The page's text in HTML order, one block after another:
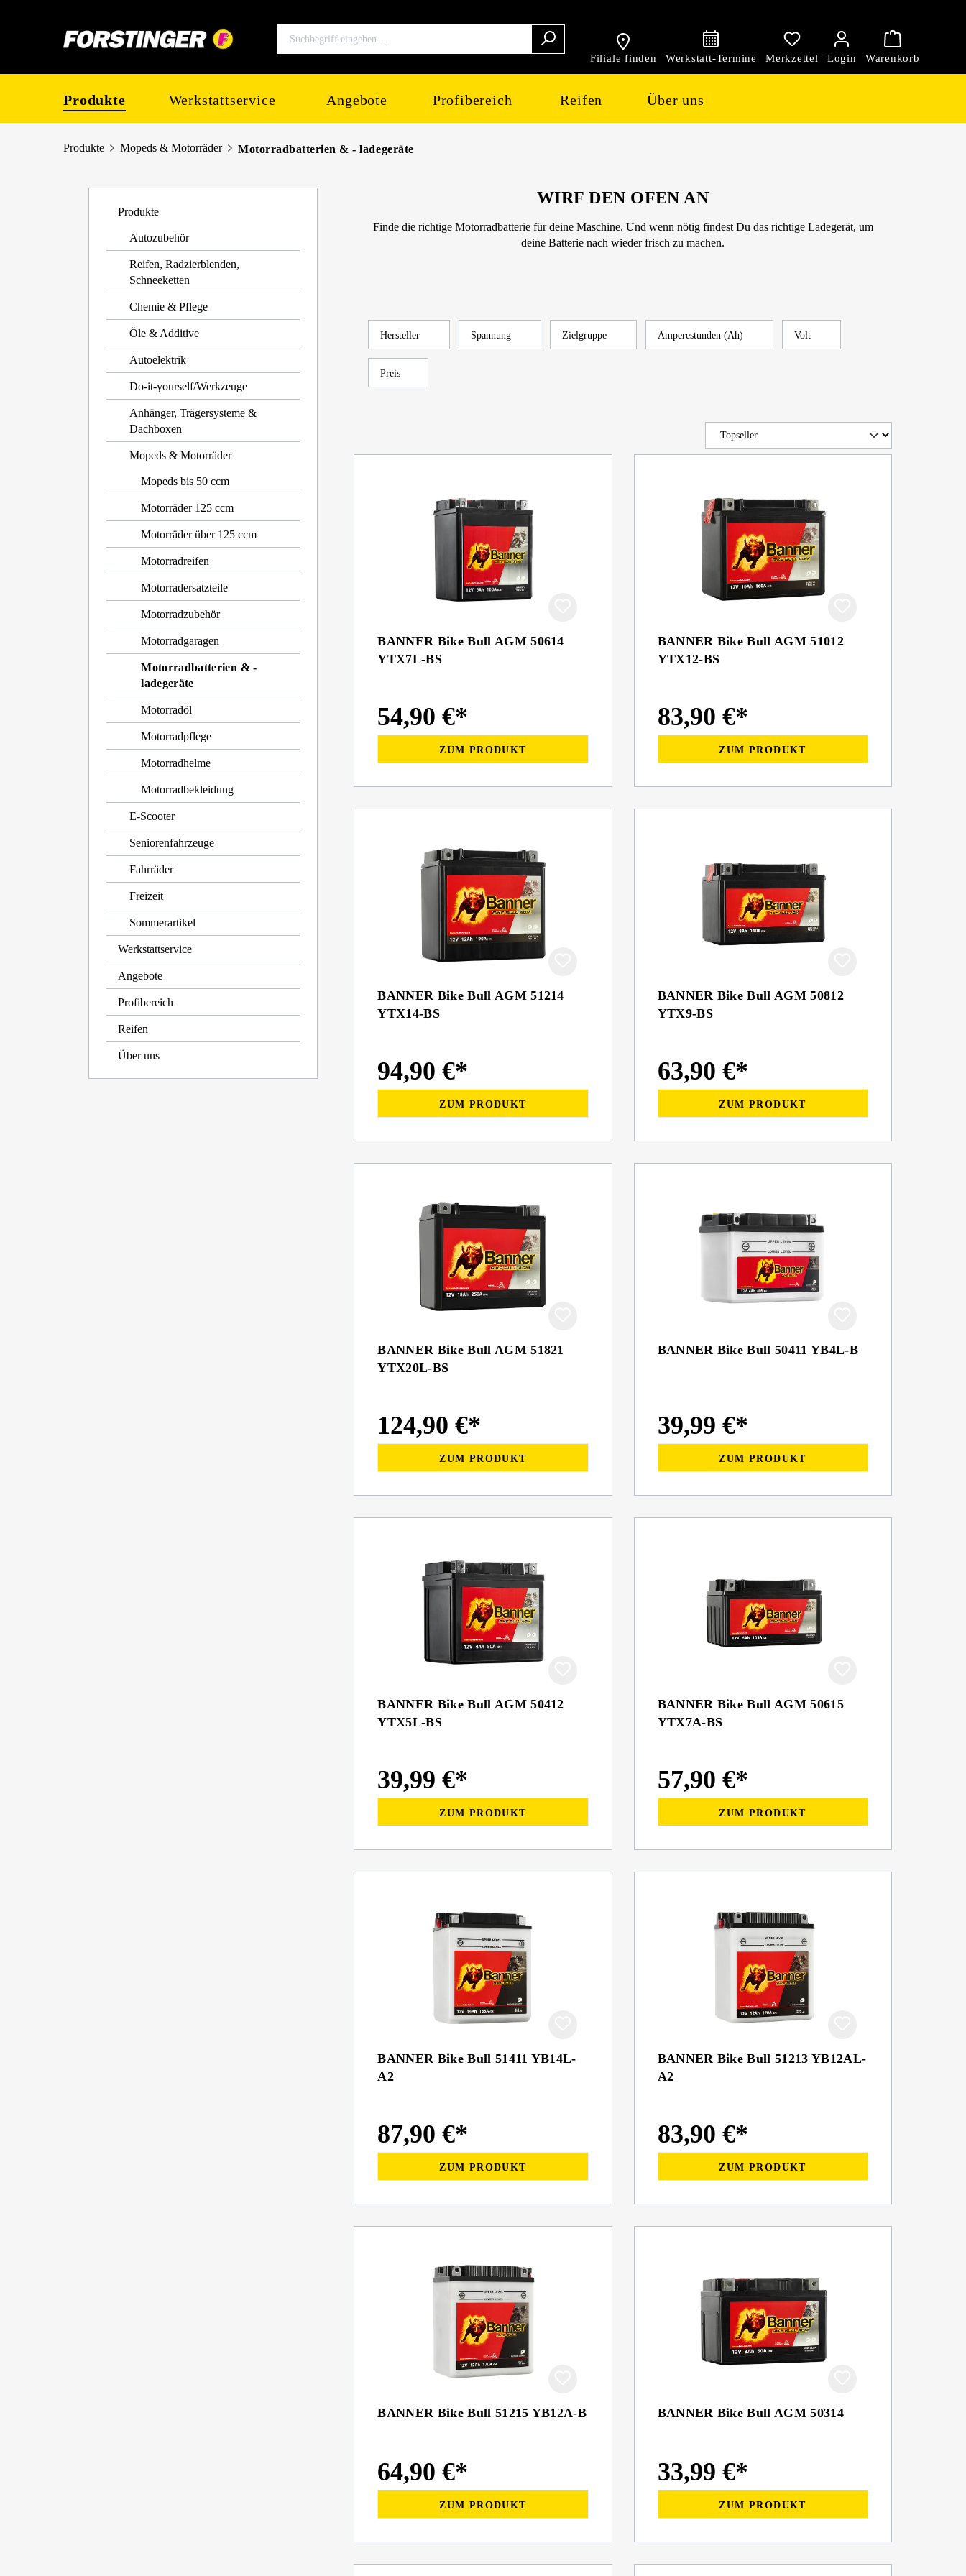
Filiale finden
Produkte Werkstattservice Angebote Profibereich Reifen Über uns
Produkte Mopeds & Motorräder Motorradbatterien & - ladegeräte
Produkte
Autozubehör
Reifen, Radzierblenden,
Schneeketten
Chemie & Pflege
Öle & Additive
Autoelektrik
Do-it-yourself/Werkzeuge
Anhänger, Trägersysteme &
Dachboxen
Mopeds & Motorräder
Mopeds bis 50 ccm
Motorräder 125 ccm
Motorräder über 125 ccm
Motorradreifen
Motorradersatzteile
Motorradzubehör
Motorradgaragen
Motorradbatterien & -
ladegeräte
Motorradöl
Motorradpflege
Motorradhelme
Motorradbekleidung
E-Scooter
Seniorenfahrzeuge
Fahrräder
Freizeit
Sommerartikel
Werkstattservice
Angebote
Profibereich
Reifen
Über uns
WIRF DEN OFEN AN
Finde die richtige Motorradbatterie für deine Maschine. Und wenn nötig findest Du das richtige Ladegerät, um
deine Batterie nach wieder frisch zu machen.
Hersteller Spannung Zielgruppe Amperestunden (Ah) Volt
Preis
BANNER Bike Bull AGM 50614
YTX7L-BS
54,90 €*
ZUM PRODUKT
BANNER Bike Bull AGM 51012
YTX12-BS
83,90 €*
ZUM PRODUKT
BANNER Bike Bull AGM 51214
YTX14-BS
94,90 €*
ZUM PRODUKT
BANNER Bike Bull AGM 50812
YTX9-BS
63,90 €*
ZUM PRODUKT
BANNER Bike Bull AGM 51821
YTX20L-BS
124,90 €*
ZUM PRODUKT
BANNER Bike Bull 50411 YB4L-B
39,99 €*
ZUM PRODUKT
BANNER Bike Bull AGM 50412
YTX5L-BS
39,99 €*
ZUM PRODUKT
BANNER Bike Bull AGM 50615
YTX7A-BS
57,90 €*
ZUM PRODUKT
BANNER Bike Bull 51411 YB14L-
A2
87,90 €*
ZUM PRODUKT
BANNER Bike Bull 51213 YB12AL-
A2
83,90 €*
ZUM PRODUKT
BANNER Bike Bull 51215 YB12A-B
64,90 €*
ZUM PRODUKT
BANNER Bike Bull AGM 50314
33,99 €*
ZUM PRODUKT